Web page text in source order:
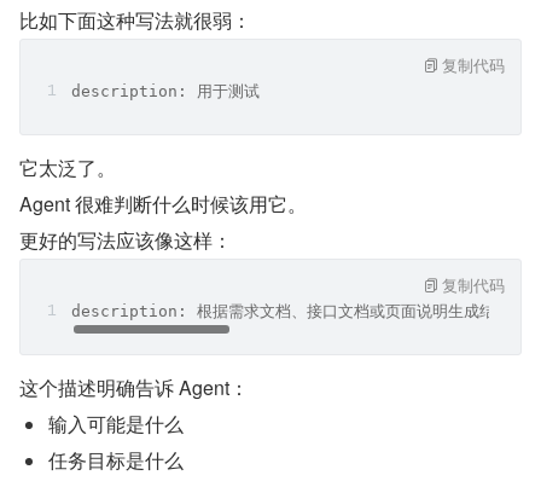
比如下面这种写法就很弱：
description: 用于测试
复制代码
它太泛了。
Agent 很难判断什么时候该用它。
更好的写法应该像这样：
description: 根据需求文档、接口文档或页面说明生成结构化测
复制代码
这个描述明确告诉 Agent：
输入可能是什么
任务目标是什么